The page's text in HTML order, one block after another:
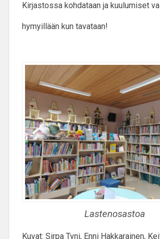
Kirjastossa kohdataan ja kuulumiset
hymyillään kun tavataan!
Lastenosastoa
Kuvat: Sirpa Tyni, Enni Hakkarainen,